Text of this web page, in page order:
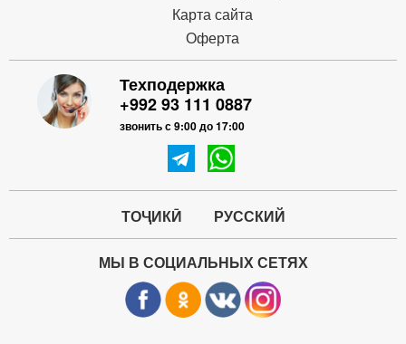
Карта сайта
Оферта
Техподержка
+992 93 111 0887
звонить с 9:00 до 17:00
ТОҶИКӢ РУССКИЙ
МЫ В СОЦИАЛЬНЫХ СЕТЯХ